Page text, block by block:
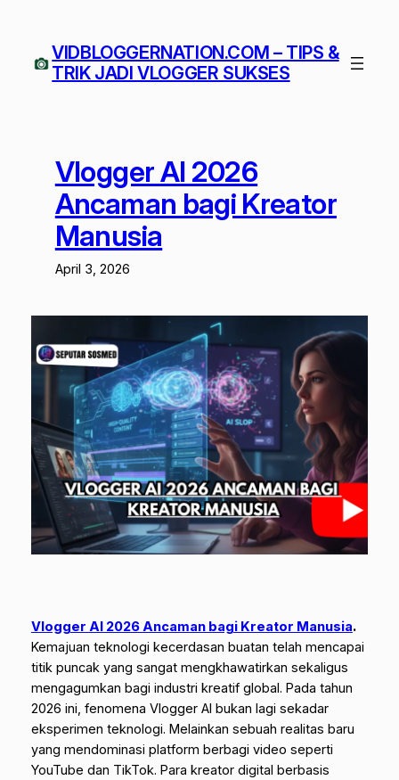
konten VIDBLOGGERNATION.COM – TIPS &
TRIK JADI VLOGGER SUKSES
Vlogger AI 2026
Ancaman bagi Kreator
Manusia
April 3, 2026
Vlogger AI 2026 Ancaman bagi Kreator Manusia.
Kemajuan teknologi kecerdasan buatan telah mencapai
titik puncak yang sangat mengkhawatirkan sekaligus
mengagumkan bagi industri kreatif global. Pada tahun
2026 ini, fenomena Vlogger AI bukan lagi sekadar
eksperimen teknologi. Melainkan sebuah realitas baru
yang mendominasi platform berbagi video seperti
YouTube dan TikTok. Para kreator digital berbasis